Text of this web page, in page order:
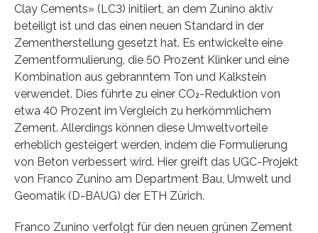
Clay Cements» (LC3) initiiert, an dem Zunino aktiv
beteiligt ist und das einen neuen Standard in der
Zementherstellung gesetzt hat. Es entwickelte eine
Zementformulierung, die 50 Prozent Klinker und eine
Kombination aus gebranntem Ton und Kalkstein
verwendet. Dies führte zu einer CO₂-Reduktion von
etwa 40 Prozent im Vergleich zu herkömmlichem
Zement. Allerdings können diese Umweltvorteile
erheblich gesteigert werden, indem die Formulierung
von Beton verbessert wird. Hier greift das UGC-​Projekt
von Franco Zunino am Department Bau, Umwelt und
Geomatik (D-​BAUG) der ETH Zürich.
Franco Zunino verfolgt für den neuen grünen Zement